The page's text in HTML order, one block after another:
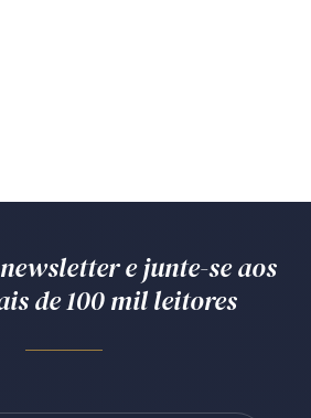
e junte-se aos
de 100 mil leitores